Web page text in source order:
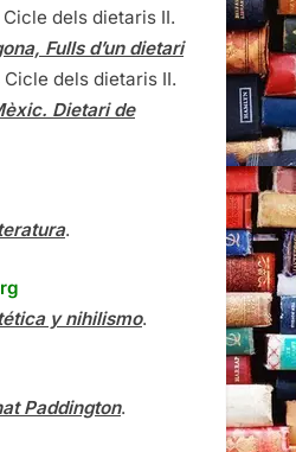
dels dietaris II.
Fulls d’un dietari
Cicle dels dietaris II.
Dietari de
.
y nihilismo.
Paddington.